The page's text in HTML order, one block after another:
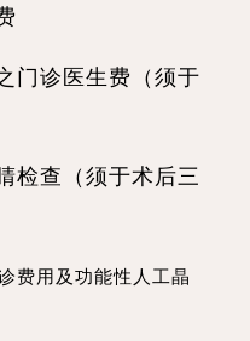
门诊医生费（须于
检查（须于术后三
费用及功能性人工晶